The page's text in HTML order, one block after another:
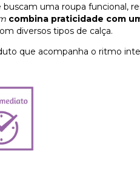
buscam uma roupa funcional,
combina praticidade com
diversos tipos de calça.
que acompanha o ritmo